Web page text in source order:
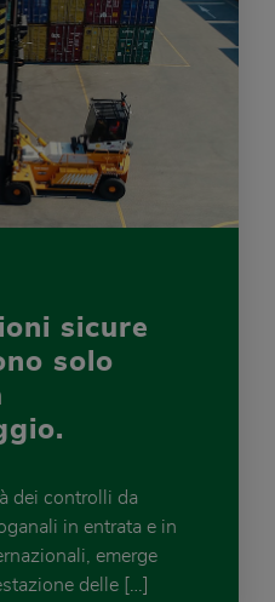
sicure
solo
dei controlli da
in entrata e in
emerge
delle […]